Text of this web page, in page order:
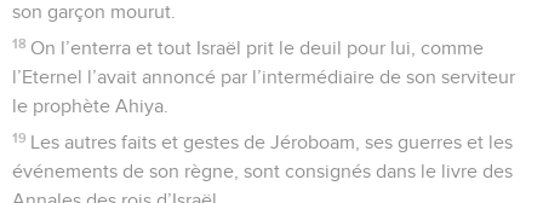
son garçon mourut.
18 On l’enterra et tout Israël prit le deuil pour lui, comme
l’Eternel l’avait annoncé par l’intermédiaire de son serviteur
le prophète Ahiya.
19 Les autres faits et gestes de Jéroboam, ses guerres et les
événements de son règne, sont consignés dans le livre des